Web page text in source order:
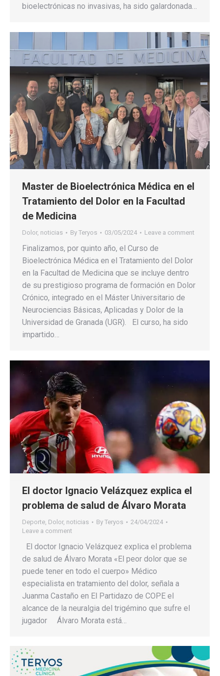
bioelectrónicas no invasivas, ha sido galardonada…
Master de Bioelectrónica Médica en el
Tratamiento del Dolor en la Facultad
de Medicina
Dolor, noticias By Teryos 03/05/2024 Leave a comment
Finalizamos, por quinto año, el Curso de
Bioelectrónica Médica en el Tratamiento del Dolor
en la Facultad de Medicina que se incluye dentro
de su prestigioso programa de formación en Dolor
Crónico, integrado en el Máster Universitario de
Neurociencias Básicas, Aplicadas y Dolor de la
Universidad de Granada (UGR). El curso, ha sido
impartido…
El doctor Ignacio Velázquez explica el
problema de salud de Álvaro Morata
Deporte Dolor, noticias By Teryos
24/04/2024
Leave a comment
El doctor Ignacio Velázquez explica el problema
de salud de Álvaro Morata «El peor dolor que se
puede tener en todo el cuerpo» Médico
especialista en tratamiento del dolor, señala a
Juanma Castaño en El Partidazo de COPE el
alcance de la neuralgia del trigémino que sufre el
jugador Álvaro Morata está…